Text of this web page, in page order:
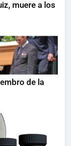
muere a los
de la